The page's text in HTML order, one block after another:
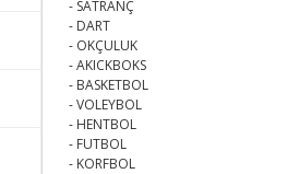
- SATRANÇ
- DART
- OKÇULUK
- AKICKBOKS
- BASKETBOL
- VOLEYBOL
- HENTBOL
- FUTBOL
- KORFBOL